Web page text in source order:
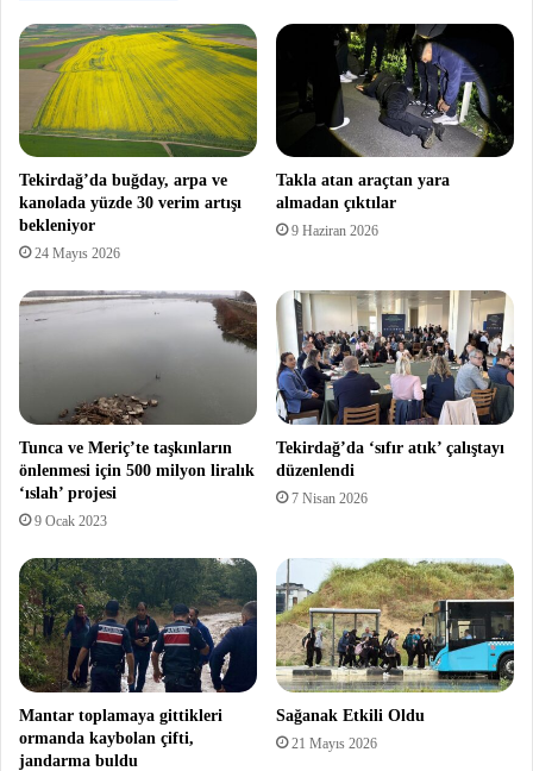
Tekirdağ’da buğday, arpa ve
kanolada yüzde 30 verim artışı
bekleniyor
24 Mayıs 2026
Takla atan araçtan yara
almadan çıktılar
9 Haziran 2026
Tunca ve Meriç’te taşkınların
önlenmesi için 500 milyon liralık
‘ıslah’ projesi
9 Ocak 2023
Tekirdağ’da ‘sıfır atık’ çalıştayı
düzenlendi
7 Nisan 2026
Mantar toplamaya gittikleri
ormanda kaybolan çifti,
jandarma buldu
Sağanak Etkili Oldu
21 Mayıs 2026